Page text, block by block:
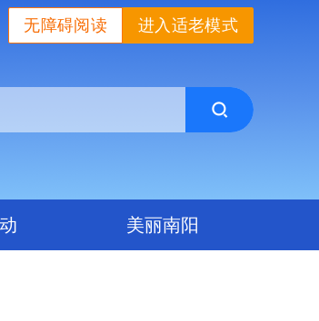
进入适老模式
无障碍阅读
美丽南阳